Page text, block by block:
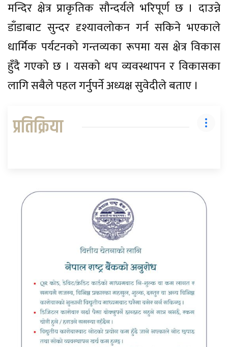
मन्दिर क्षेत्र प्राकृतिक सौन्दर्यले भरिपूर्ण छ । दाउन्ने
डाँडाबाट सुन्दर दृश्यावलोकन गर्न सकिने भएकाले
धार्मिक पर्यटनको गन्तव्यका रूपमा यस क्षेत्र विकास
हुँदै गएको छ । यसको थप व्यवस्थापन र विकासका
लागि सबैले पहल गर्नुपर्ने अध्यक्ष सुवेदीले बताए ।
प्रतिक्रिया